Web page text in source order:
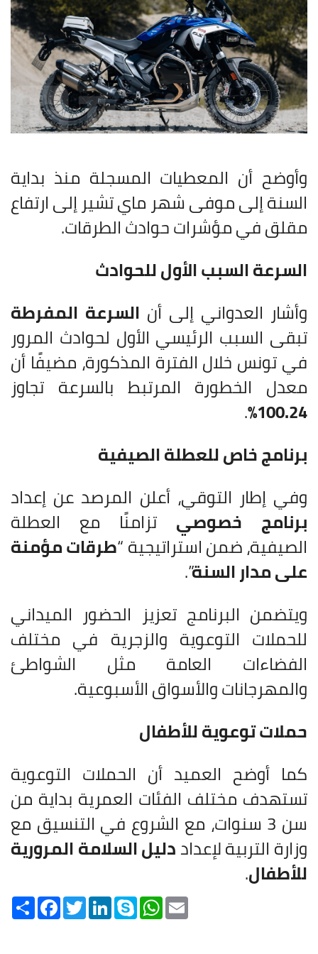
وأوضح أن المعطيات المسجلة منذ بداية
السنة إلى موفى شهر ماي تشير إلى ارتفاع
مقلق في مؤشرات حوادث الطرقات.
السرعة السبب الأول للحوادث
وأشار العدواني إلى أن السرعة المفرطة
تبقى السبب الرئيسي الأول لحوادث المرور
في تونس خلال الفترة المذكورة، مضيفًا أن
معدل الخطورة المرتبط بالسرعة تجاوز
100.24%
.
برنامج خاص للعطلة الصيفية
وفي إطار التوقي، أعلن المرصد عن إعداد
برنامج خصوصي تزامنًا مع العطلة
الصيفية، ضمن استراتيجية “طرقات مؤمنة
على مدار السنة”.
ويتضمن البرنامج تعزيز الحضور الميداني
للحملات التوعوية والزجرية في مختلف
الفضاءات العامة مثل الشواطئ
والمهرجانات والأسواق الأسبوعية.
حملات توعوية للأطفال
كما أوضح العميد أن الحملات التوعوية
تستهدف مختلف الفئات العمرية بداية من
سن 3 سنوات، مع الشروع في التنسيق مع
وزارة التربية لإعداددليل السلامة المرورية
للأطفال.
Share FacebookTwitterLinkedInSkype WhatsApp